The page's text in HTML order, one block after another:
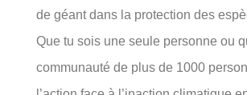
de géant dans la protection des
Que tu sois une seule personne ou
communauté de plus de 1000